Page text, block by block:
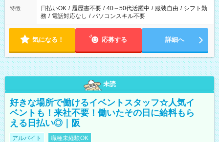
特徴 日払いOK / 履歴書不要 / 40～50代活躍中 / 服装自由 / シフト勤
務 / 電話対応なし / パソコンスキル不要
気になる！ 応募する 詳細へ
未読
好きな場所で働けるイベントスタッフ☆人気イ
ベントも！来社不要！働いたその日に給料もら
える日払い◎｜阪
アルバイト 職種未経験OK